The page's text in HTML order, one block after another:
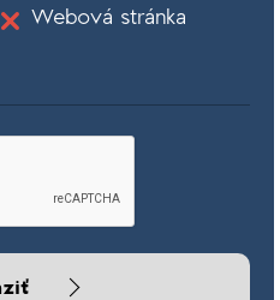
Webová stránka